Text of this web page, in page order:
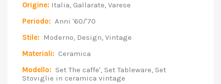
Origine: Italia, Gallarate, Varese
Periodo: Anni '60/'70
Stile: Moderno, Design, Vintage
Materiali: Ceramica
Modello: Set The caffe', Set Tableware, Set
Stoviglie in ceramica vintage